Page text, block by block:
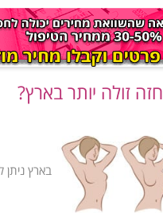
זולה יותר בארץ?
בארץ